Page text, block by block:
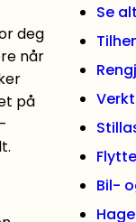
deg
når
på
Se
Bil-